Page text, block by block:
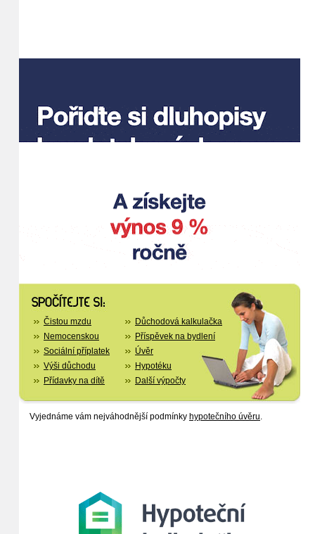
Čistou mzdu
Nemocenskou
Sociální příplatek
Výši důchodu
Přídavky na dítě
Důchodová kalkulačka
Příspěvek na bydlení
Úvěr
Hypotéku
Další výpočty
Vyjednáme vám nejváhodnější podmínky hypotečního úvěru.